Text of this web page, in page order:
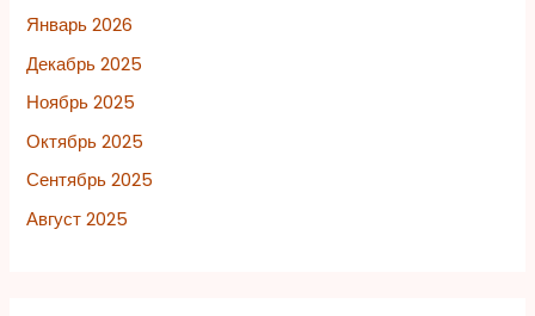
Январь 2026
Декабрь 2025
Ноябрь 2025
Октябрь 2025
Сентябрь 2025
Август 2025